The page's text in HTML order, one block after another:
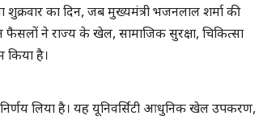
का दिन, जब मुख्यमंत्री भजनलाल शर्मा की
ने राज्य के खेल, सामाजिक सुरक्षा, चिकित्सा
किया है।
निर्णय लिया है। यह यूनिवर्सिटी आधुनिक खेल उपकरण,